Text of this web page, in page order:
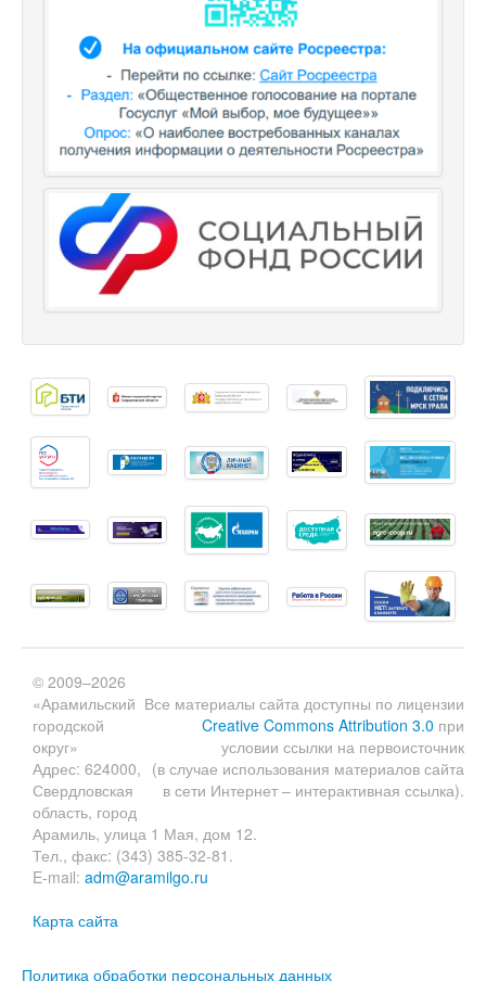
Все материалы сайта доступны по лицензии
Creative Commons Attribution 3.0 при
условии ссылки на первоисточник
(в случае использования материалов сайта
в сети Интернет – интерактивная ссылка).
© 2009–2026
«Арамильский
городской
округ»
Адрес: 624000,
Свердловская
область, город
Арамиль, улица 1 Мая, дом 12.
Тел., факс: (343) 385-32-81.
E-mail: adm@aramilgo.ru
Карта сайта
Политика обработки персональных данных